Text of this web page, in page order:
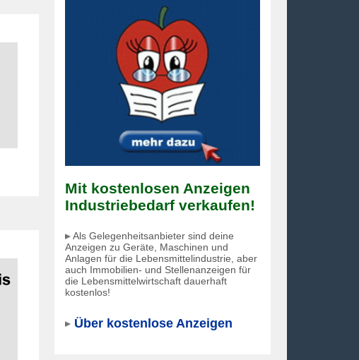
Mit kostenlosen Anzeigen
Industriebedarf verkaufen!
Als Gelegenheitsanbieter sind deine
Anzeigen zu Geräte, Maschinen und
Anlagen für die Lebensmittelindustrie, aber
auch Immobilien- und Stellenanzeigen für
die Lebensmittelwirtschaft dauerhaft
kostenlos!
Über kostenlose Anzeigen